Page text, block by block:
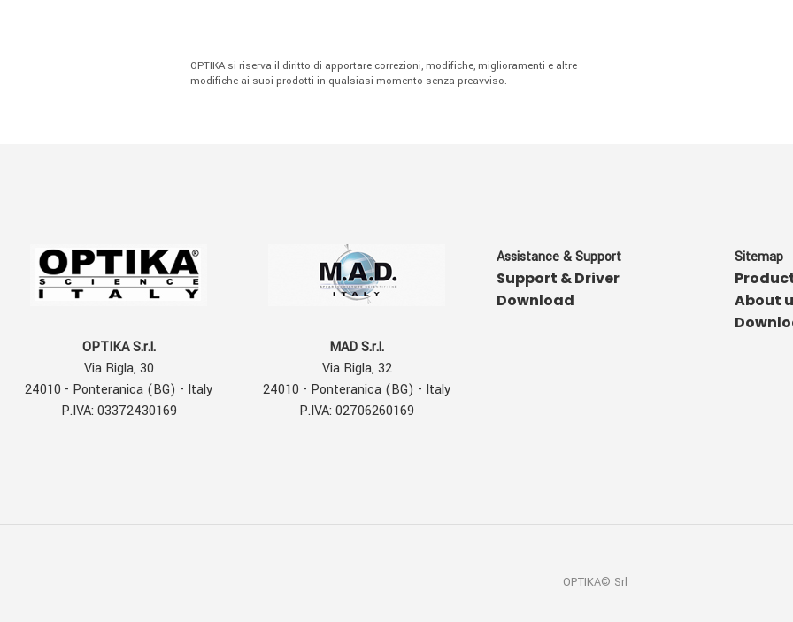
OPTIKA si riserva il diritto di apportare correzioni, modifiche, miglioramenti e altre
modifiche ai suoi prodotti in qualsiasi momento senza preavviso.
OPTIKA S.r.l.
Via Rigla, 30
24010 - Ponteranica (BG) - Italy
P.IVA: 03372430169
MAD S.r.l.
Via Rigla, 32
24010 - Ponteranica (BG) - Italy
P.IVA: 02706260169
Assistance & Support
Support & Driver
Download
Sitemap
About
OPTIKA© Srl